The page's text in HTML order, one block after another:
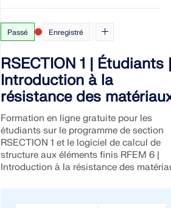
Passé Enregistré
RSECTION 1 | Étudiants |
Introduction à la
résistance des
Formation en ligne gratuite pour les
étudiants sur le programme de section
RSECTION 1 et le logiciel de calcul de
structure aux éléments finis RFEM 6 |
Introduction à la résistance des